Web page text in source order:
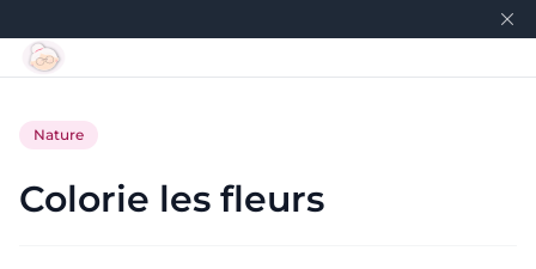
Nature
Colorie les fleurs